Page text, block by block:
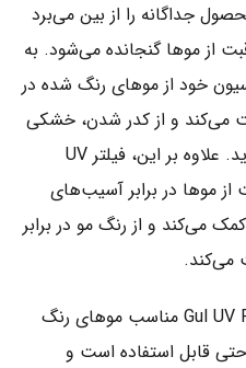
جداگانه را از بین می‌برد
از موها گنجانده می‌شود. به
خود از موهای رنگ شده در
می‌کند و از کدر شدن، خشکی
و وز شدن موها جلوگیری می‌نماید. علاوه بر این، فیلتر UV
موها در برابر آسیب‌های
می‌کند و از رنگ مو در برابر
می‌کند.
شامپو 2 در 1 ایپک مدل Gul UV Filtresi مناسب موهای رنگ
به راحتی قابل استفاده است و